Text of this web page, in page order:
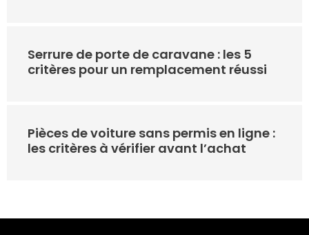
Serrure de porte de caravane : les 5
critères pour un remplacement réussi
Pièces de voiture sans permis en ligne :
les critères à vérifier avant l’achat